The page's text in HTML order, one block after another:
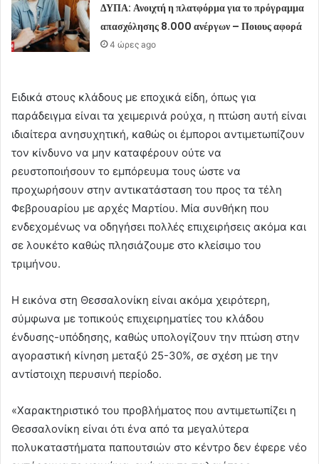
ΔΥΠΑ: Ανοιχτή η πλατφόρμα για το πρόγραμμα
απασχόλησης 8.000 ανέργων – Ποιους αφορά
4 ώρες ago
Ειδικά στους κλάδους με εποχικά είδη, όπως για
παράδειγμα είναι τα χειμερινά ρούχα, η πτώση αυτή είναι
ιδιαίτερα ανησυχητική, καθώς οι έμποροι αντιμετωπίζουν
τον κίνδυνο να μην καταφέρουν ούτε να
ρευστοποιήσουν το εμπόρευμα τους ώστε να
προχωρήσουν στην αντικατάσταση του προς τα τέλη
Φεβρουαρίου με αρχές Μαρτίου. Μία συνθήκη που
ενδεχομένως να οδηγήσει πολλές επιχειρήσεις ακόμα και
σε λουκέτο καθώς πλησιάζουμε στο κλείσιμο του
τριμήνου.
Η εικόνα στη Θεσσαλονίκη είναι ακόμα χειρότερη,
σύμφωνα με τοπικούς επιχειρηματίες του κλάδου
ένδυσης-υπόδησης, καθώς υπολογίζουν την πτώση στην
αγοραστική κίνηση μεταξύ 25-30%, σε σχέση με την
αντίστοιχη περυσινή περίοδο.
«Χαρακτηριστικό του προβλήματος που αντιμετωπίζει η
Θεσσαλονίκη είναι ότι ένα από τα μεγαλύτερα
πολυκαταστήματα παπουτσιών στο κέντρο δεν έφερε νέο